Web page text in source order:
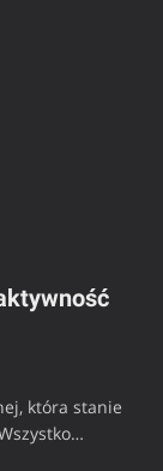
która stanie